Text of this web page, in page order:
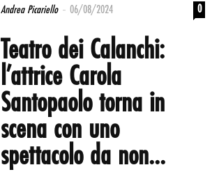
Andrea Picariello - 06/08/2024 0
Teatro dei Calanchi:
l’attrice Carola
Santopaolo torna in
scena con uno
spettacolo da non...